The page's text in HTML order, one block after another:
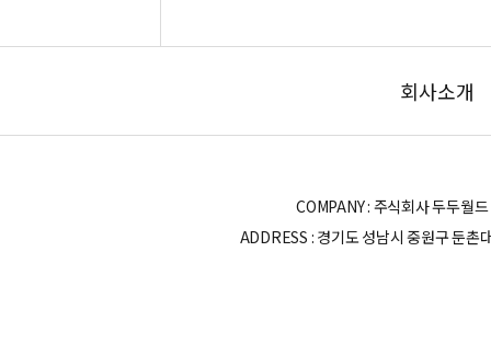
회사소개
COMPANY : 주식회사 두두
ADDRESS : 경기도 성남시 중원구 둔